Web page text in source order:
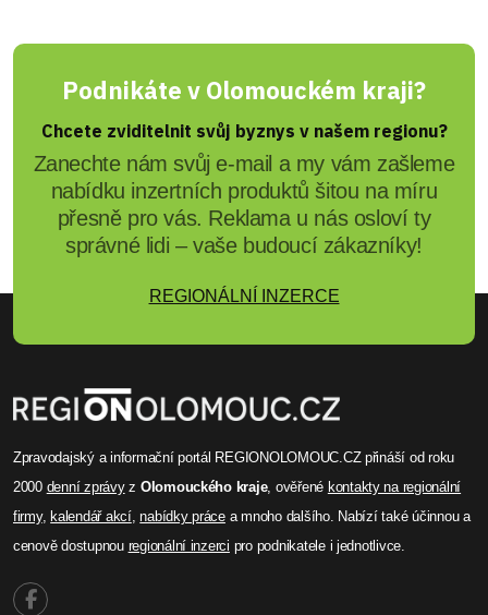
Podnikáte v Olomouckém kraji?
Chcete zviditelnit svůj byznys v našem regionu?
Zanechte nám svůj e-mail a my vám zašleme
nabídku inzertních produktů šitou na míru
přesně pro vás. Reklama u nás osloví ty
správné lidi – vaše budoucí zákazníky!
REGIONÁLNÍ INZERCE
Zpravodajský a informační portál REGIONOLOMOUC.CZ přináší od roku
2000 denní zprávyz Olomouckého kraje, ověřené kontakty na regionální
firmy,kalendář akcí,nabídky prácea mnoho dalšího. Nabízí také účinnou a
cenově dostupnou regionální inzerci pro podnikatele i jednotlivce.